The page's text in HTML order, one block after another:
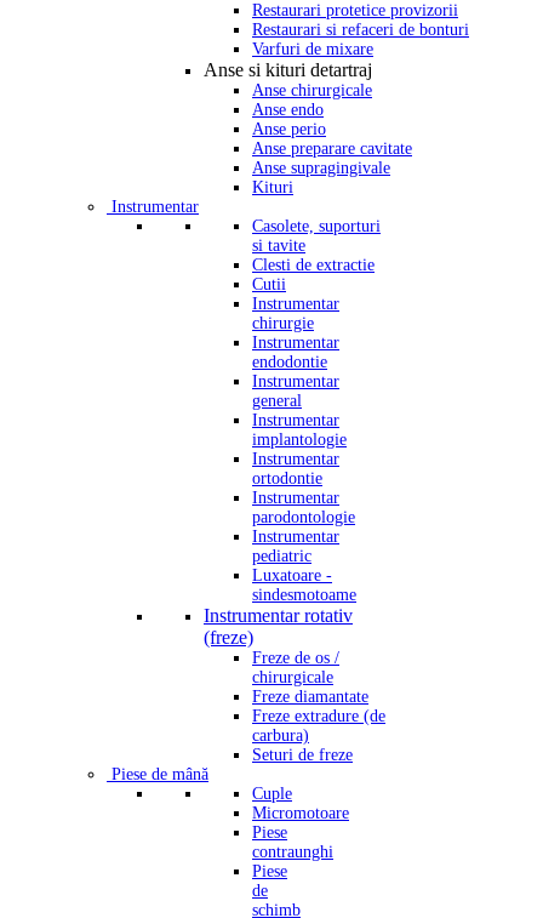
Restaurari protetice provizorii
Restaurari si refaceri de bonturi
Varfuri de mixare
Anse si kituri detartraj
Anse chirurgicale
Anse endo
Anse perio
Anse preparare cavitate
Anse supragingivale
Kituri
Instrumentar
Casolete, suporturi
si tavite
Clesti de extractie
Cutii
Instrumentar
chirurgie
Instrumentar
endodontie
Instrumentar
general
Instrumentar
implantologie
Instrumentar
ortodontie
Instrumentar
parodontologie
Instrumentar
pediatric
Luxatoare -
sindesmotoame
Instrumentar rotativ
(freze)
Freze de os /
chirurgicale
Freze diamantate
Freze extradure (de
carbura)
Seturi de freze
Piese de mână
Cuple
Micromotoare
Piese
contraunghi
Piese
de
schimb